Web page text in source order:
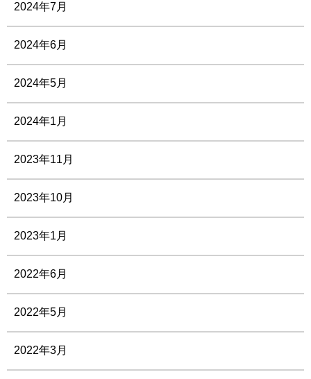
2024年7月
2024年6月
2024年5月
2024年1月
2023年11月
2023年10月
2023年1月
2022年6月
2022年5月
2022年3月